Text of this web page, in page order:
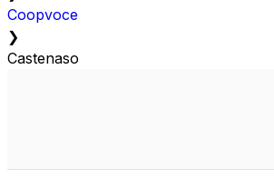
Coopvoce
❯
Castenaso